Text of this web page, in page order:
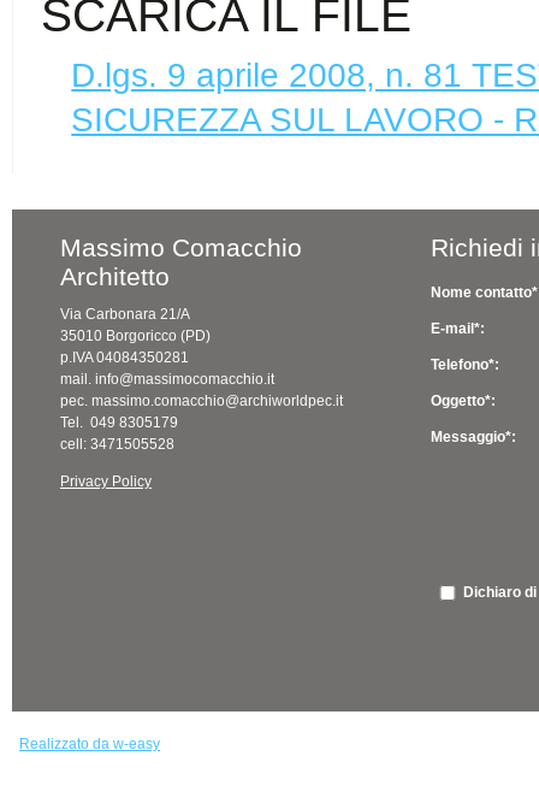
SCARICA IL FILE
D.lgs. 9 aprile 2008, n. 81
SICUREZZA SUL LAVORO -
Massimo Comacchio
Architetto
Via Carbonara 21/A
35010 Borgoricco (PD)
p.IVA 04084350281
mail. info@massimocomacchio.it
pec. massimo.comacchio@archiworldpec.it
Tel. 049 8305179
cell: 3471505528
Privacy Policy
Richiedi
Nome
E-mail*:
Telefono*:
Oggetto*:
Messaggio*:
Dichiaro
Realizzato da w-easy